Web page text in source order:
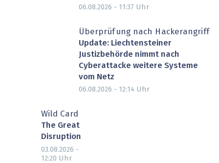
06.08.2026 - 11:37 Uhr
Überprüfung nach Hackerangriff
Update: Liechtensteiner
Justizbehörde nimmt nach
Cyberattacke weitere Systeme
vom Netz
06.08.2026 - 12:14 Uhr
Wild Card
The Great
Disruption
03.08.2026 -
12:20 Uhr